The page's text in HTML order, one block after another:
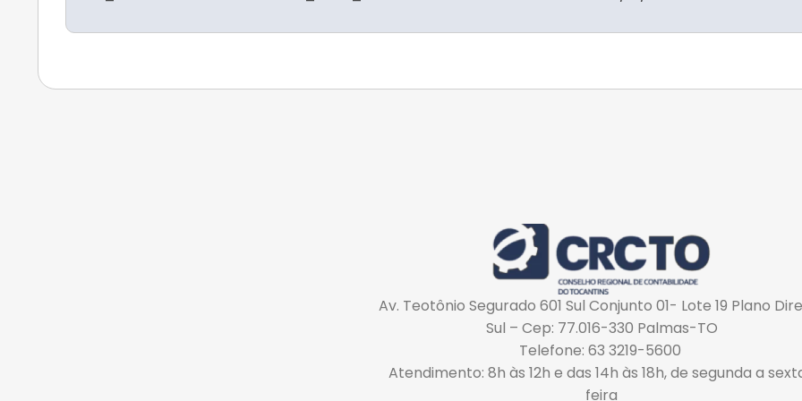
Av. Teotônio Segurado 601 Sul Conjunto 01- Lote 19 Plano
Sul – Cep: 77.016-330 Palmas-TO
Telefone: 63 3219-5600
Atendimento: 8h às 12h e das 14h às 18h, de segunda a
feira